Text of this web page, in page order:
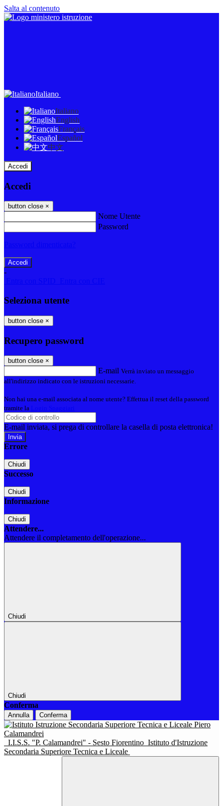
Salta al contenuto
Italiano
Italiano
English
Français
Español
中文
Accedi
Accedi
button close ×
Nome Utente
Password
-
Seleziona utente
button close ×
Recupero password
button close ×
E-mail Verrà inviato un messaggio
all'indirizzo indicato con le istruzioni necessarie.
Non hai una e-mail associata al nome utente? Effettua il reset della password
tramite la
E-mail inviata, si prega di controllare la casella di posta elettronica!
Errore
Chiudi
Successo
Chiudi
Informazione
Chiudi
Attendere...
Attendere il completamento dell'operazione...
Chiudi
Chiudi
Conferma
Annulla Conferma
I.I.S.S. "P. Calamandrei" - Sesto Fiorentino Istituto d'Istruzione
Secondaria Superiore Tecnica e Liceale